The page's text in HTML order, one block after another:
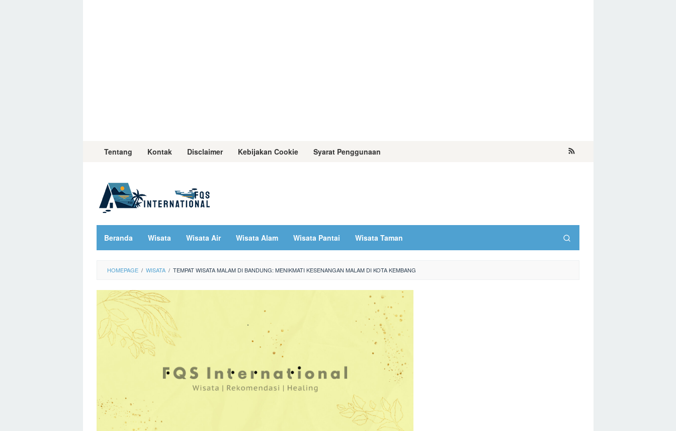
Tentang Kontak Disclaimer Kebijakan Cookie Syarat Penggunaan
Beranda Wisata Wisata Air Wisata Alam Wisata Pantai Wisata Taman
HOMEPAGE / WISATA / TEMPAT WISATA MALAM DI BANDUNG: MENIKMATI KESENANGAN MALAM DI KOTA KEMBANG